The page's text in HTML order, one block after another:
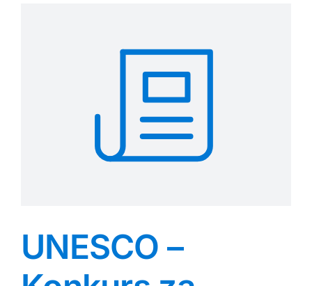
UNESCO –